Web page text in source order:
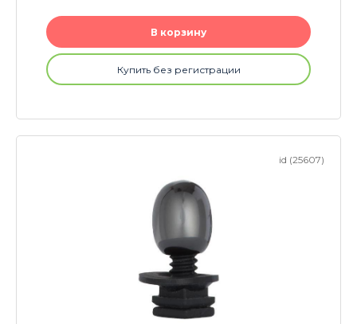
В корзину
Купить без регистрации
id (25607)